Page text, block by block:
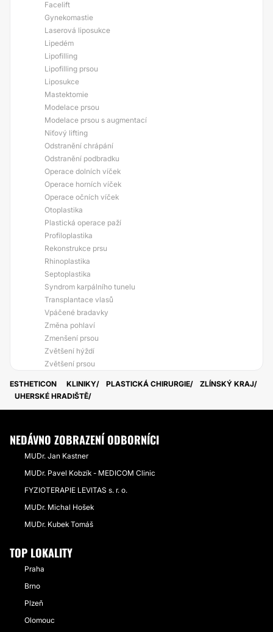
Facelift
Gynekomastie
Laserová liposukce
Lipedém
Lipofilling
Lipofilling prsou
Liposukce
Mastektomie
Modelace prsou
Modelace prsou s augmentací
Niťový lifting
Odstranění chrápání
Odstranění podbradku
Operace dolních víček
Operace horních víček
Operace očních víček
Otoplastika
Plastická operace paží
Profiloplastika
Rekonstrukce prsu
Rhinoplastika
Septoplastika
Syndrom karpálního tunelu
Transplantace vlasů
Vpáčené bradavky
Změna pohlaví
Zmenšení prsou
Zvětšení hýždí
Zvětšení prsou
ESTHETICON KLINIKY PLASTICKÁ CHIRURGIE
ZLÍNSKÝ KRAJ
UHERSKÉ HRADIŠTĚ
NEDÁVNO ZOBRAZENÍ ODBORNÍCI
MUDr. Jan Kastner
MUDr. Pavel Kobzík - MEDICOM Clinic
FYZIOTERAPIE LEVITAS s. r. o.
MUDr. Michal Hošek
MUDr. Kubek Tomáš
TOP LOKALITY
Praha
Brno
Plzeň
Olomouc